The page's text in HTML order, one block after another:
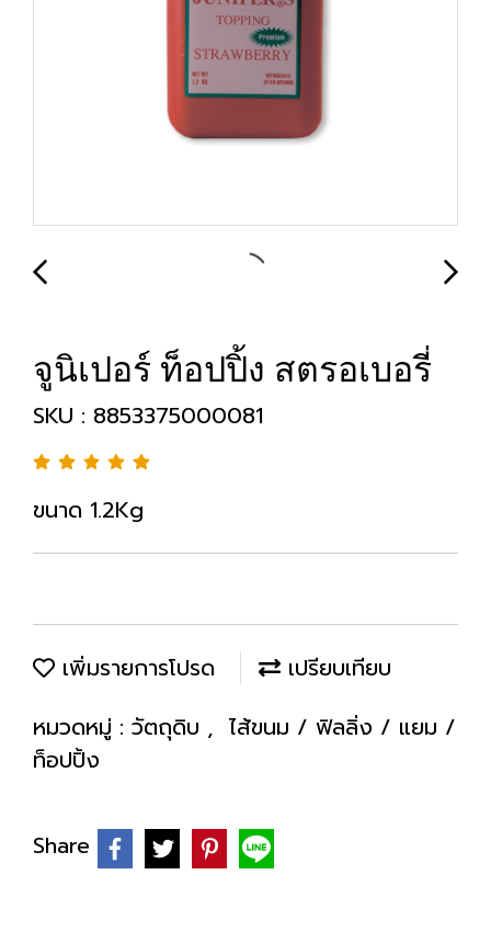
จูนิเปอร์ ท็อปปิ้ง สตรอเบอรี่
SKU : 8853375000081
ขนาด 1.2Kg
เพิ่มรายการโปรด
เปรียบเทียบ
หมวดหมู่ : วัตถุดิบ , ไส้ขนม / ฟิลลิ่ง / แยม /
ท็อปปิ้ง
Share